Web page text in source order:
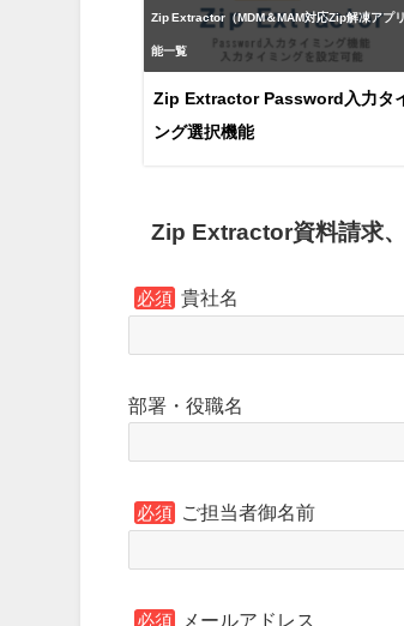
Zip Extractor（MDM＆MAM対応Zip解凍アプ
能一覧
Zip Extractor Password入力タ
ング選択機能
Zip Extractor資料請求
必須 貴社名
部署・役職名
必須 ご担当者御名前
必須 メールアドレス